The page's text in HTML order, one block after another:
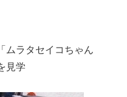
ラタセイコちゃん
見学